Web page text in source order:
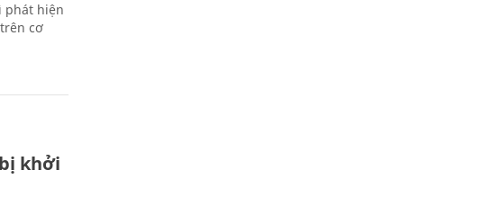
phát hiện
cơ
khởi